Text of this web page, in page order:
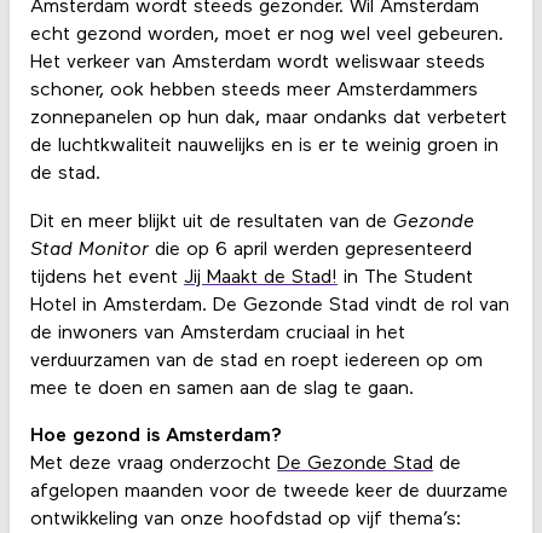
Amsterdam wordt steeds gezonder. Wil Amsterdam
echt gezond worden, moet er nog wel veel gebeuren.
Het verkeer van Amsterdam wordt weliswaar steeds
schoner, ook hebben steeds meer Amsterdammers
zonnepanelen op hun dak, maar ondanks dat verbetert
de luchtkwaliteit nauwelijks en is er te weinig groen in
de stad.
Dit en meer blijkt uit de resultaten van de Gezonde
Stad Monitordie op 6 april werden gepresenteerd
tijdens het event Jij Maakt de Stad! in The Student
Hotel in Amsterdam. De Gezonde Stad vindt de rol van
de inwoners van Amsterdam cruciaal in het
verduurzamen van de stad en roept iedereen op om
mee te doen en samen aan de slag te gaan.
Hoe gezond is Amsterdam?
Met deze vraag onderzocht De Gezonde Stad de
afgelopen maanden voor de tweede keer de duurzame
ontwikkeling van onze hoofdstad op vijf thema’s: